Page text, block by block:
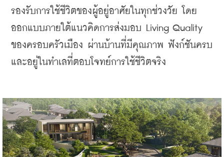
รองรับการใช้ชีวิตของผู้อยู่อาศัยในทุกช่วงวัย โดย
ออกแบบภายใต้แนวคิดการส่งมอบ Living Quality
ของครอบครัวเมือง ผ่านบ้านที่มีคุณภาพ ฟังก์ชันครบ
และอยู่ในทำเลที่ตอบโจทย์การใช้ชีวิตจริง